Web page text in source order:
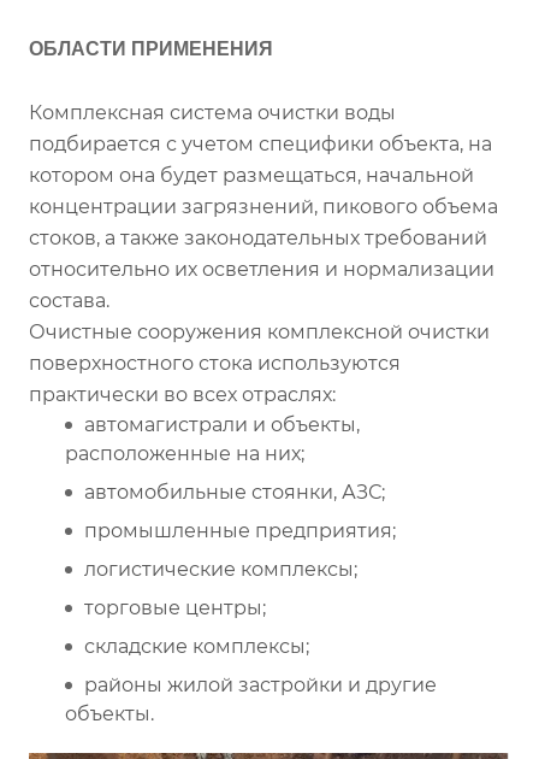
ОБЛАСТИ ПРИМЕНЕНИЯ
Комплексная система очистки воды
подбирается с учетом специфики объекта, на
котором она будет размещаться, начальной
концентрации загрязнений, пикового объема
стоков, а также законодательных требований
относительно их осветления и нормализации
состава.
Очистные сооружения комплексной очистки
поверхностного стока используются
практически во всех отраслях:
автомагистрали и объекты,
расположенные на них;
автомобильные стоянки, АЗС;
промышленные предприятия;
логистические комплексы;
торговые центры;
складские комплексы;
районы жилой застройки и другие
объекты.